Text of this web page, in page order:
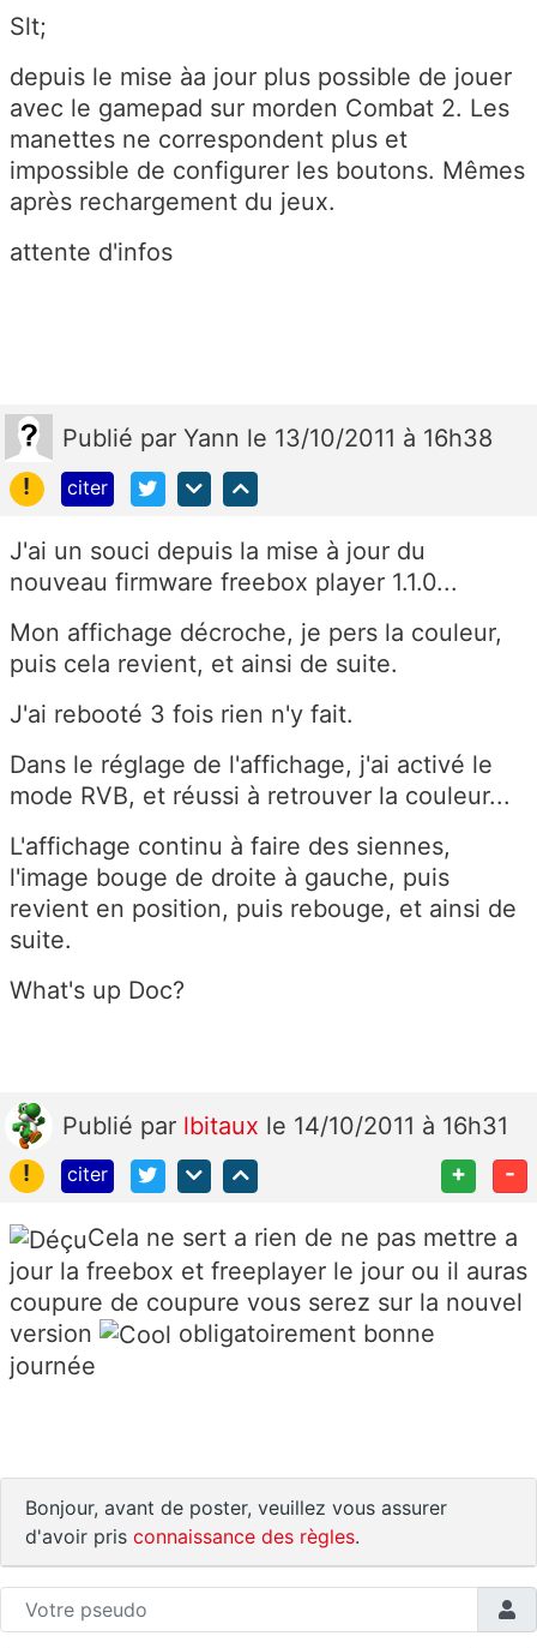
Slt;
depuis le mise àa jour plus possible de jouer
avec le gamepad sur morden Combat 2. Les
manettes ne correspondent plus et
impossible de configurer les boutons. Mêmes
après rechargement du jeux.
attente d'infos
Publié par Yann le 13/10/2011 à 16h38
!
citer
J'ai un souci depuis la mise à jour du
nouveau firmware freebox player 1.1.0...
Mon affichage décroche, je pers la couleur,
puis cela revient, et ainsi de suite.
J'ai rebooté 3 fois rien n'y fait.
Dans le réglage de l'affichage, j'ai activé le
mode RVB, et réussi à retrouver la couleur...
L'affichage continu à faire des siennes,
l'image bouge de droite à gauche, puis
revient en position, puis rebouge, et ainsi de
suite.
What's up Doc?
Publié par lbitaux le 14/10/2011 à 16h31
!
citer + -
Cela ne sert a rien de ne pas mettre a
jour la freebox et freeplayer le jour ou il auras
coupure de coupure vous serez sur la nouvel
version
obligatoirement bonne
journée
Bonjour, avant de poster, veuillez vous assurer
d'avoir pris connaissance des règles.